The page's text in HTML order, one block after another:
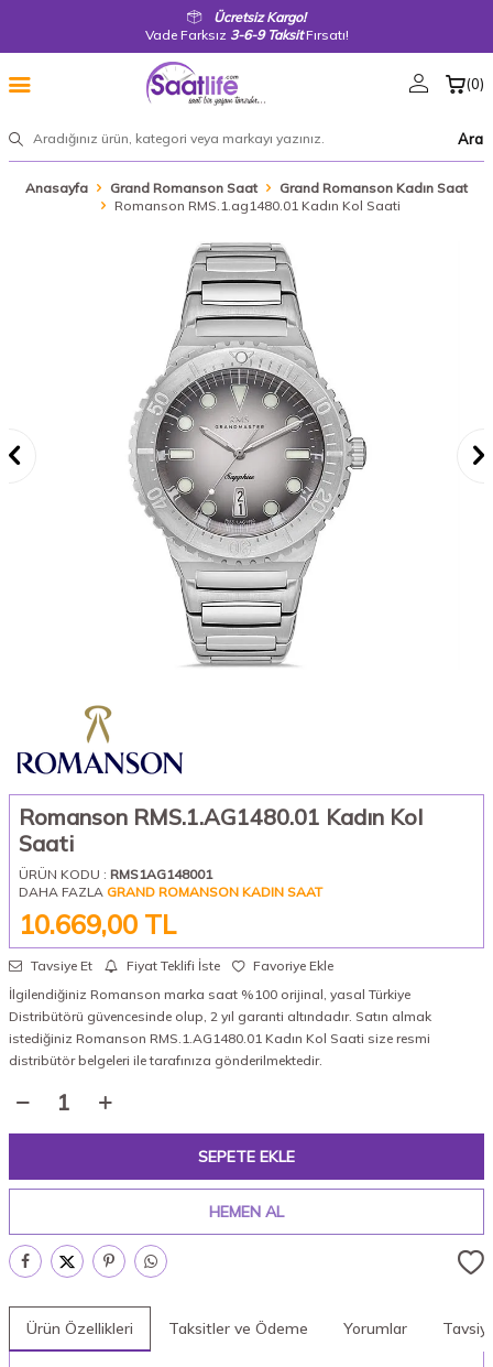
Ücretsiz Kargo!
Vade Farksız 3-6-9 TaksitFırsatı!
Ara
(0)
Anasayfa Grand Romanson Saat
Grand Romanson Kadın Saat
Romanson RMS.1.ag1480.01 Kadın Kol Saati
Romanson RMS.1.AG1480.01 Kadın Kol
Saati
ÜRÜN KODU : RMS1AG148001
DAHA FAZLA GRAND ROMANSON KADIN SAAT
10.669,00 TL
Tavsiye Et Fiyat Teklifi İste
Favoriye Ekle
İlgilendiğiniz Romanson marka saat %100 orijinal, yasal Türkiye
Distribütörü güvencesinde olup, 2 yıl garanti altındadır. Satın almak
istediğiniz Romanson RMS.1.AG1480.01 Kadın Kol Saati size resmi
distribütör belgeleri ile tarafınıza gönderilmektedir.
SEPETE EKLE
HEMEN AL
Ürün Özellikleri Taksitler ve Ödeme Yorumlar